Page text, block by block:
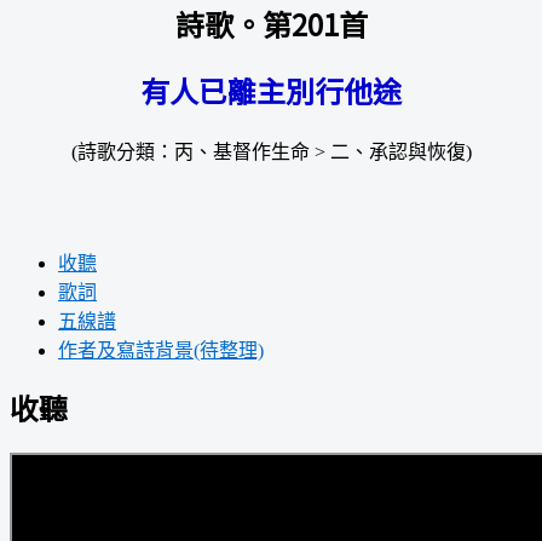
詩歌。第201首
有人已離主別行他途
(詩歌分類：丙、基督作生命 > 二、承認與恢復)
收聽
歌詞
五線譜
作者及寫詩背景(待整理)
收聽